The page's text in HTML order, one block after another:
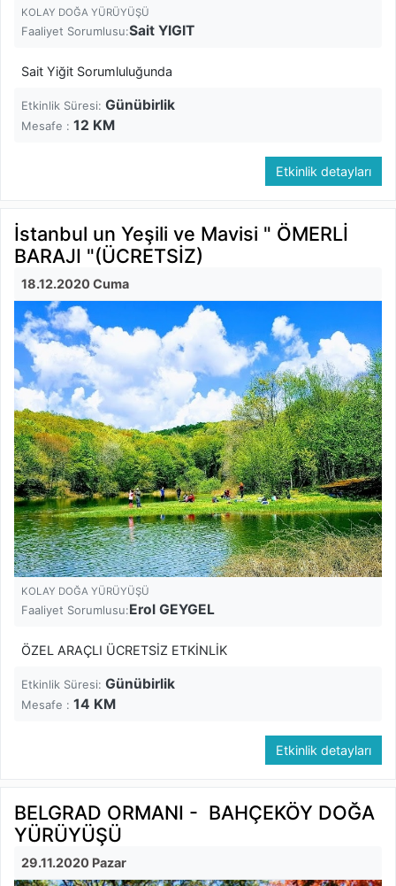
KOLAY DOĞA YÜRÜYÜŞÜ
Faaliyet Sorumlusu:Sait YIGIT
Sait Yiğit Sorumluluğunda
Etkinlik Süresi: Günübirlik
Mesafe : 12 KM
Etkinlik detayları
İstanbul un Yeşili ve Mavisi " ÖMERLİ
BARAJI "(ÜCRETSİZ)
18.12.2020 Cuma
KOLAY DOĞA YÜRÜYÜŞÜ
Faaliyet Sorumlusu:Erol GEYGEL
ÖZEL ARAÇLI ÜCRETSİZ ETKİNLİK
Etkinlik Süresi: Günübirlik
Mesafe : 14 KM
Etkinlik detayları
BELGRAD ORMANI - BAHÇEKÖY DOĞA
YÜRÜYÜŞÜ
29.11.2020 Pazar